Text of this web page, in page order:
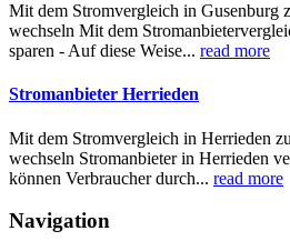
Mit dem Stromvergleich in Gusenburg
wechseln Mit dem
sparen - Auf diese Weise... read more
Stromanbieter Herrieden
Mit dem Stromvergleich in Herrieden
wechseln Stromanbieter in Herrieden
können Verbraucher durch... read more
Navigation